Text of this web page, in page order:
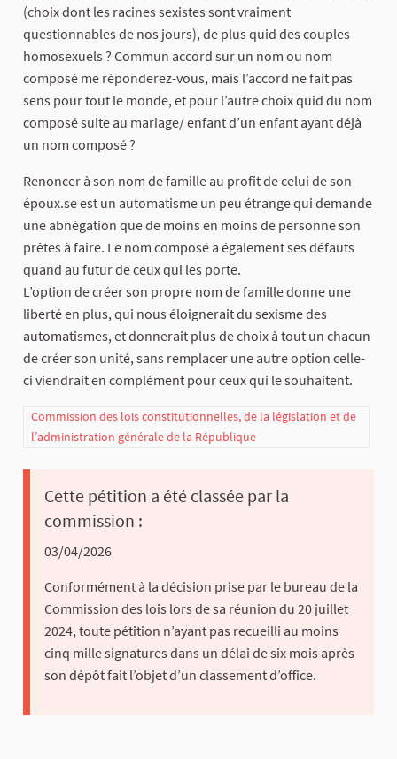
(choix dont les racines sexistes sont vraiment
questionnables de nos jours), de plus quid des couples
homosexuels ? Commun accord sur un nom ou nom
composé me réponderez-vous, mais l’accord ne fait pas
sens pour tout le monde, et pour l’autre choix quid du nom
composé suite au mariage/ enfant d’un enfant ayant déjà
un nom composé ?
Renoncer à son nom de famille au profit de celui de son
époux.se est un automatisme un peu étrange qui demande
une abnégation que de moins en moins de personne son
prêtes à faire. Le nom composé a également ses défauts
quand au futur de ceux qui les porte.
L’option de créer son propre nom de famille donne une
liberté en plus, qui nous éloignerait du sexisme des
automatismes, et donnerait plus de choix à tout un chacun
de créer son unité, sans remplacer une autre option celle-
ci viendrait en complément pour ceux qui le souhaitent.
Commission des lois constitutionnelles, de la législation et de
l’administration générale de la République
Cette pétition a été classée par la
commission :
03/04/2026
Conformément à la décision prise par le bureau de la
Commission des lois lors de sa réunion du 20 juillet
2024, toute pétition n’ayant pas recueilli au moins
cinq mille signatures dans un délai de six mois après
son dépôt fait l’objet d’un classement d’office.